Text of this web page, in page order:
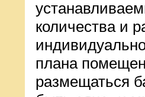
количества и
плана
размещаться